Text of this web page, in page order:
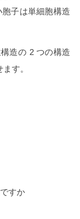
子は単細胞構造
造の 2 つの構造
す。
すか